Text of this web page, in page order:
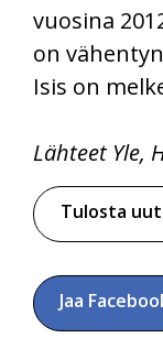
vuosina
on
Isis on
Lähteet Yle,
Tulosta
Jaa